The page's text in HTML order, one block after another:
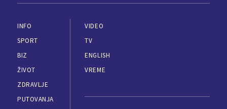
INFO
SPORT
BIZ
ŽIVOT
ZDRAVLJE
PUTOVANJA
VIDEO
TV
ENGLISH
VREME